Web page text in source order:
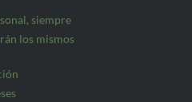
siempre
los mismos